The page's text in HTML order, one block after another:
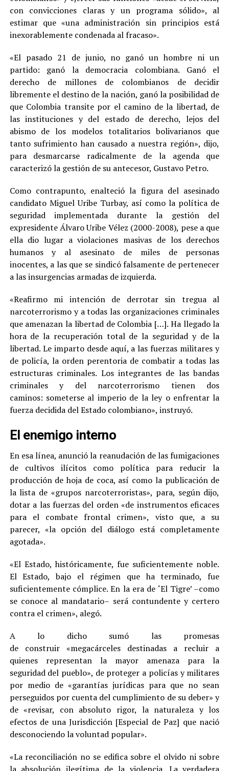
con convicciones claras y un programa sólido», al
estimar que «una administración sin principios está
inexorablemente condenada al fracaso».
«El pasado 21 de junio, no ganó un hombre ni un
partido: ganó la democracia colombiana. Ganó el
derecho de millones de colombianos de decidir
libremente el destino de la nación, ganó la posibilidad de
que Colombia transite por el camino de la libertad, de
las instituciones y del estado de derecho, lejos del
abismo de los modelos totalitarios bolivarianos que
tanto sufrimiento han causado a nuestra región», dijo,
para desmarcarse radicalmente de la agenda que
caracterizó la gestión de su antecesor, Gustavo Petro.
Como contrapunto, enalteció la figura del asesinado
candidato Miguel Uribe Turbay, así como la política de
seguridad implementada durante la gestión del
expresidente Álvaro Uribe Vélez (2000-2008), pese a que
ella dio lugar a violaciones masivas de los derechos
humanos y al asesinato de miles de personas
inocentes, a las que se sindicó falsamente de pertenecer
a las insurgencias armadas de izquierda.
«Reafirmo mi intención de derrotar sin tregua al
narcoterrorismo y a todas las organizaciones criminales
que amenazan la libertad de Colombia […]. Ha llegado la
hora de la recuperación total de la seguridad y de la
libertad. Le imparto desde aquí, a las fuerzas militares y
de policía, la orden perentoria de combatir a todas las
estructuras criminales. Los integrantes de las bandas
criminales y del narcoterrorismo tienen dos
caminos: someterse al imperio de la ley o enfrentar la
fuerza decidida del Estado colombiano», instruyó.
El enemigo interno
En esa línea, anunció la reanudación de las fumigaciones
de cultivos ilícitos como política para reducir la
producción de hoja de coca, así como la publicación de
la lista de «grupos narcoterroristas», para, según dijo,
dotar a las fuerzas del orden «de instrumentos eficaces
para el combate frontal crimen», visto que, a su
parecer, «la opción del diálogo está completamente
agotada».
«El Estado, históricamente, fue suficientemente noble.
El Estado, bajo el régimen que ha terminado, fue
suficientemente cómplice. En la era de ‘El Tigre’ –como
se conoce al mandatario– será contundente y certero
contra el crimen», alegó.
A lo dicho sumó las promesas
de construir «megacárceles destinadas a recluir a
quienes representan la mayor amenaza para la
seguridad del pueblo», de proteger a policías y militares
por medio de «garantías jurídicas para que no sean
perseguidos por cuenta del cumplimiento de su deber» y
de «revisar, con absoluto rigor, la naturaleza y los
efectos de una Jurisdicción [Especial de Paz] que nació
desconociendo la voluntad popular».
«La reconciliación no se edifica sobre el olvido ni sobre